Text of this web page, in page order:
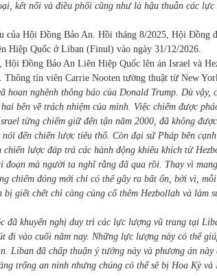
kết nối và điều phối cũng như là hậu thuẫn các
của Hội Đồng Bảo An. Hồi tháng 8/2025, Hội Đồng
Hiệp Quốc ở Liban (Finul) vào ngày 31/12/2026.
Hội Đồng Bảo An Liên Hiệp Quốc lên án Israel và
Thông tín viên Carrie Nooten tường thuật từ New
nghênh thông báo của Donald Trump. Dù vậy,
bên về trách nhiệm của mình. Việc chiếm được
từng chiếm giữ đến tận năm 2000, đã không
đến chiến lược tiêu thổ. Còn đại sứ Pháp bên
lược đáp trả các hành động khiêu khích từ
đoạn mà người ta nghĩ rằng đã qua rồi. Thay vì
chiếm đóng mới chỉ có thể gây ra bất ổn, bởi vì,
giết chết chỉ càng củng cố thêm Hezbollah và làm
đã khuyến nghị duy trì các lực lượng vũ trang tại
vào cuối năm nay. Những lực lượng này có thể
Liban đã chấp thuận ý tưởng này và phương án này
trống an ninh nhưng chúng có thể sẽ bị Hoa Kỳ và